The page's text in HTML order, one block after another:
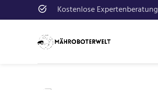
Kostenlose Expertenberatung